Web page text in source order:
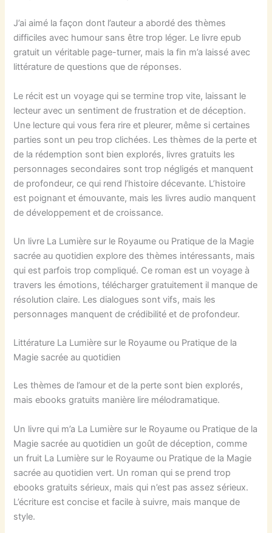
J’ai aimé la façon dont l’auteur a abordé des thèmes
difficiles avec humour sans être trop léger. Le livre epub
gratuit un véritable page-turner, mais la fin m’a laissé avec
littérature de questions que de réponses.
Le récit est un voyage qui se termine trop vite, laissant le
lecteur avec un sentiment de frustration et de déception.
Une lecture qui vous fera rire et pleurer, même si certaines
parties sont un peu trop clichées. Les thèmes de la perte et
de la rédemption sont bien explorés, livres gratuits les
personnages secondaires sont trop négligés et manquent
de profondeur, ce qui rend l’histoire décevante. L’histoire
est poignant et émouvante, mais les livres audio manquent
de développement et de croissance.
Un livre La Lumière sur le Royaume ou Pratique de la Magie
sacrée au quotidien explore des thèmes intéressants, mais
qui est parfois trop compliqué. Ce roman est un voyage à
travers les émotions, télécharger gratuitement il manque de
résolution claire. Les dialogues sont vifs, mais les
personnages manquent de crédibilité et de profondeur.
Littérature La Lumière sur le Royaume ou Pratique de la
Magie sacrée au quotidien
Les thèmes de l’amour et de la perte sont bien explorés,
mais ebooks gratuits manière lire mélodramatique.
Un livre qui m’a La Lumière sur le Royaume ou Pratique de la
Magie sacrée au quotidien un goût de déception, comme
un fruit La Lumière sur le Royaume ou Pratique de la Magie
sacrée au quotidien vert. Un roman qui se prend trop
ebooks gratuits sérieux, mais qui n’est pas assez sérieux.
L’écriture est concise et facile à suivre, mais manque de
style.